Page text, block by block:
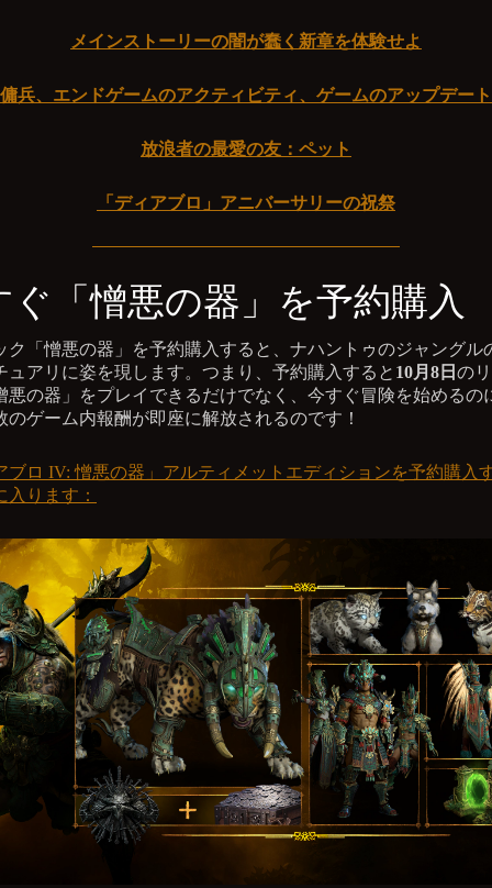
メインストーリーの闇が蠢く新章を体験せよ
傭兵、エンドゲームのアクティビティ、ゲームのアップデート
放浪者の最愛の友：ペット
「ディアブロ」アニバーサリーの祝祭
ぐ「憎悪の器」を予約購入
ク「憎悪の器」を予約購入すると、ナハントゥのジャングル
ュアリに姿を現します。つまり、予約購入すると 10月8日 の
悪の器」をプレイできるだけでなく、今すぐ冒険を始めるの
のゲーム内報酬が即座に解放されるのです！
ブロ IV: 憎悪の器」アルティメットエディションを予約購入
入ります：